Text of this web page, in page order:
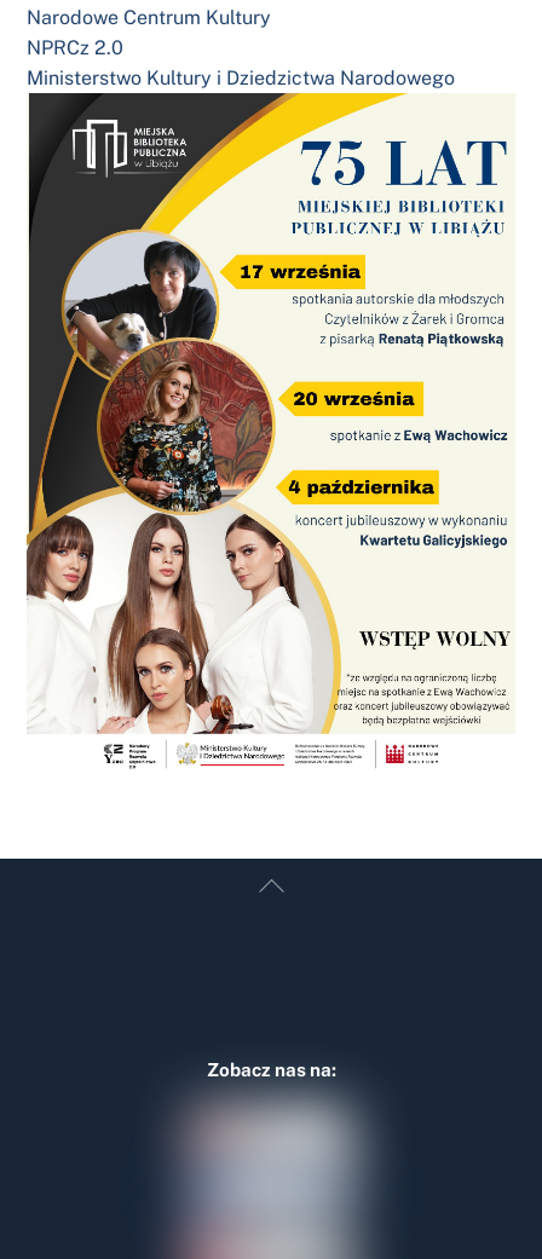
Narodowe Centrum Kultury
NPRCz 2.0
Ministerstwo Kultury i Dziedzictwa Narodowego
Back
Zobacz nas na: